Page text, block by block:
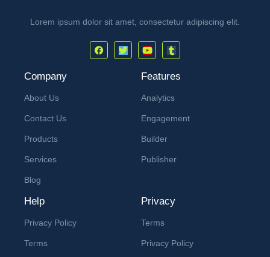
Lorem ipsum dolor sit amet, consectetur adipiscing elit.
Company
About Us
Contact Us
Products
Services
Blog
Features
Analytics
Engagement
Builder
Publisher
Help
Privacy Policy
Terms
Privacy
Terms
Privacy Policy